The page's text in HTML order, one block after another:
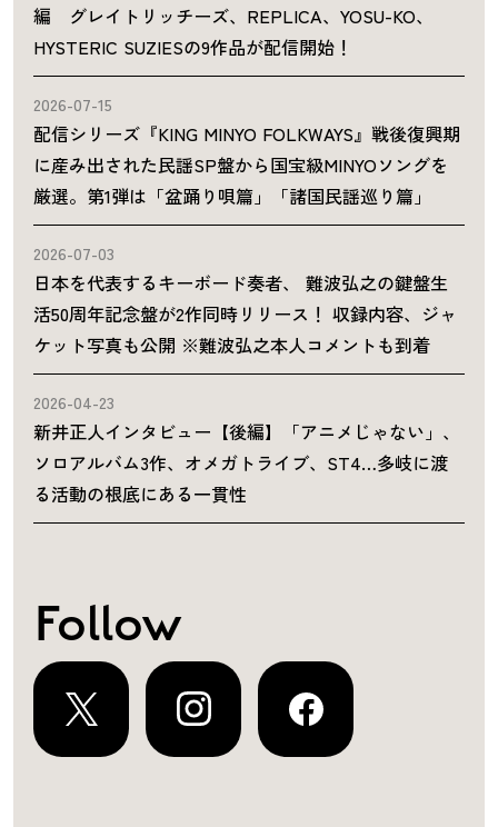
編 グレイトリッチーズ、REPLICA、YOSU-KO、
HYSTERIC SUZIESの9作品が配信開始！
2026-07-15
配信シリーズ『KING MINYO FOLKWAYS』戦後復興期
に産み出された民謡SP盤から国宝級MINYOソングを
厳選。第1弾は「盆踊り唄篇」「諸国民謡巡り篇」
2026-07-03
日本を代表するキーボード奏者、 難波弘之の鍵盤生
活50周年記念盤が2作同時リリース！ 収録内容、ジャ
ケット写真も公開 ※難波弘之本人コメントも到着
2026-04-23
新井正人インタビュー【後編】「アニメじゃない」、
ソロアルバム3作、オメガトライブ、ST4…多岐に渡
る活動の根底にある一貫性
Follow